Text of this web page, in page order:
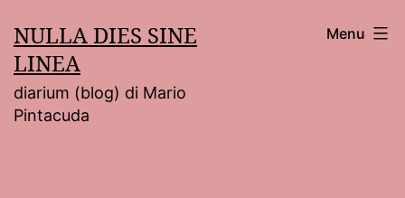
al
contenuto
NULLA DIES SINE
LINEA
diarium (blog) di Mario
Pintacuda
Menu